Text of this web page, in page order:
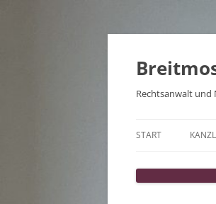
Zum
springen
Rechtsanwalt und
START